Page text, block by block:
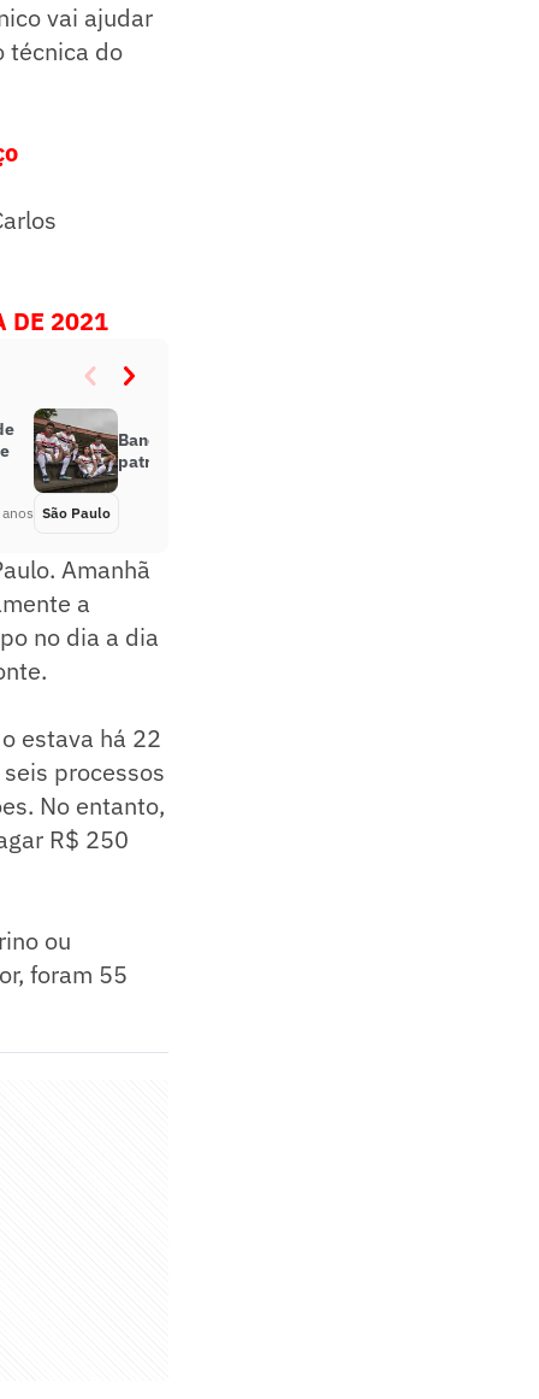
vai ajudar
técnica do
DE 2021
Banco Inter oficializa saída como
patrocínio máster do São Paulo
São Paulo
Amanhã
a
no dia a dia
estava há 22
processos
No entanto,
R$ 250
ou
foram 55